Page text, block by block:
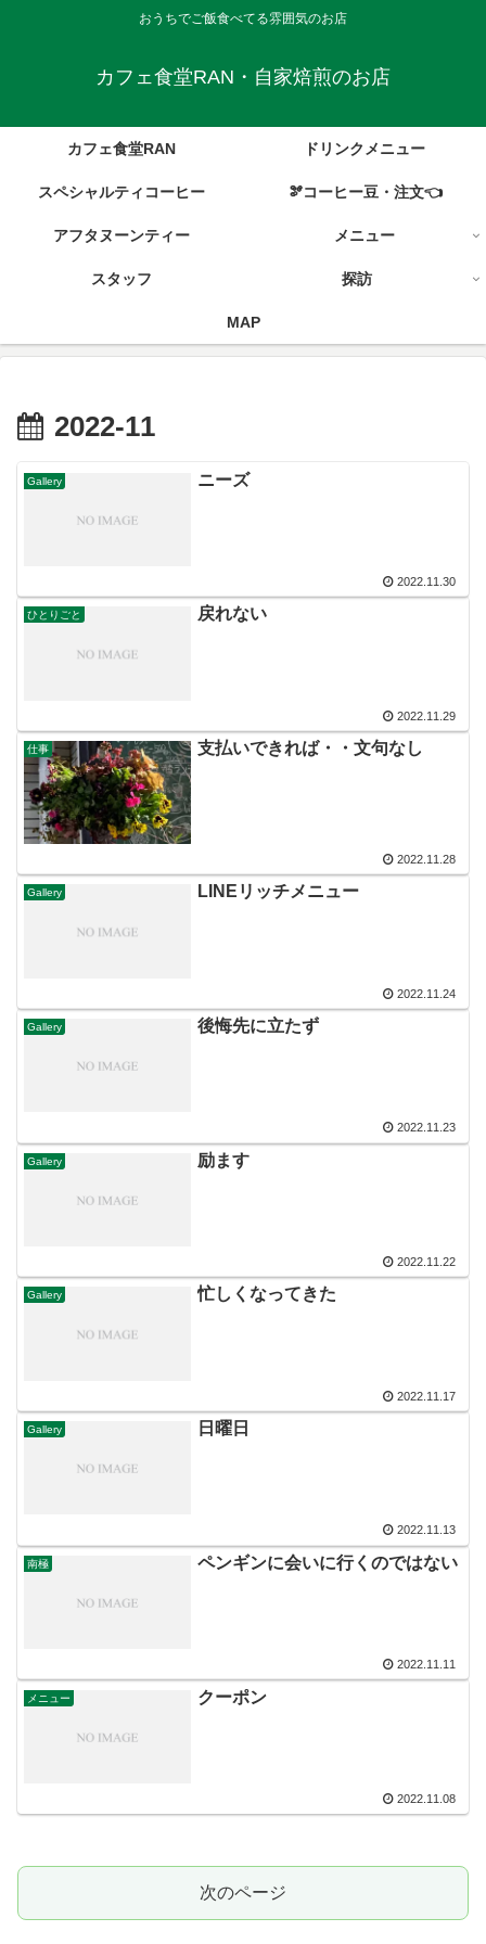
おうちでご飯食べてる雰囲気のお店
カフェ食堂RAN・自家焙煎のお店
カフェ食堂RAN ドリンクメニュー
スペシャルティコーヒー 🫘コーヒー豆・注文👈
アフタヌーンティー メニュー
スタッフ 探訪
MAP
2022-11
Gallery ニーズ
2022.11.30
ひとりごと 戻れない
2022.11.29
仕事 支払いできれば・・文句なし
2022.11.28
Gallery LINEリッチメニュー
2022.11.24
Gallery 後悔先に立たず
2022.11.23
Gallery 励ます
2022.11.22
Gallery 忙しくなってきた
2022.11.17
Gallery 日曜日
2022.11.13
南極 ペンギンに会いに行くのではない
2022.11.11
メニュー クーポン
2022.11.08
次のページ